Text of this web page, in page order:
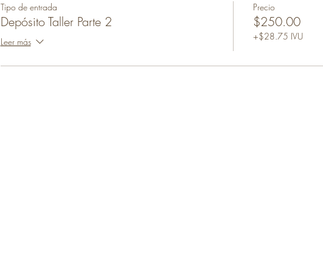
Tipo de entrada
Depósito Taller Parte 2
Leer más
Precio
$250.00
+$28.75 IVU